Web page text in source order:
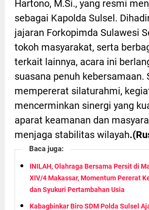
Hartono, M.Si., yang resmi
sebagai Kapolda Sulsel.
jajaran Forkopimda Sulawesi
tokoh masyarakat, serta
terkait lainnya, acara ini
suasana penuh kebersamaan.
mempererat silaturahmi,
mencerminkan sinergi yang
aparat keamanan dan
menjaga stabilitas wilayah
Baca juga:
INILAH, Olahraga Bersama Persit di
XIV/4 Makassar, Momentum Pererat
dan Syukuri Pertambahan Usia
Kabagbinkar Biro SDM Polda Sulsel